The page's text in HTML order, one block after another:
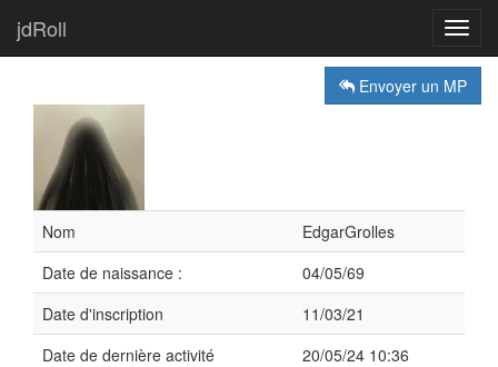
jdRoll
Envoyer un MP
Nom
EdgarGrolles
Date de naissance :
04/05/69
Date d'inscription
11/03/21
Date de dernière activité
20/05/24 10:36